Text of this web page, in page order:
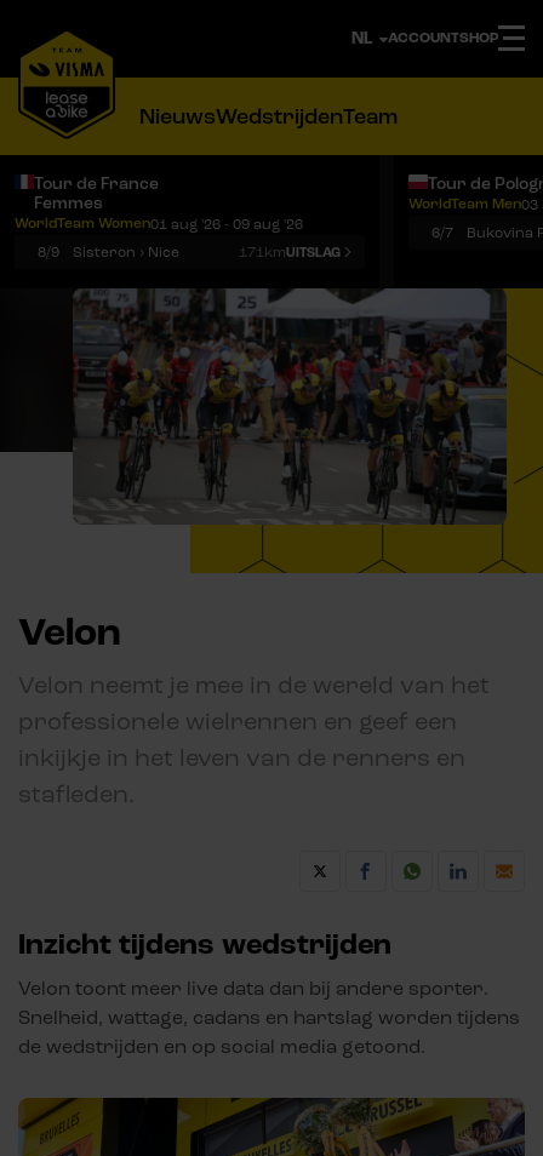
ACCOUNTSHOP
NieuwsWedstrijdenTeam
Tour de France
Femmes
WorldTeam Women01 aug '26 - 09 aug '26
8/9
Sisteron › Nice 171kmUITSLAG
Tour de
WorldTeam Men03
6/7
Velon
Velon neemt je mee in de wereld van het
professionele wielrennen en geef een
inkijkje in het leven van de renners en
stafleden.
Inzicht tijdens wedstrijden
Velon toont meer live data dan bij andere sporter.
Snelheid, wattage, cadans en hartslag worden tijdens
de wedstrijden en op social media getoond.